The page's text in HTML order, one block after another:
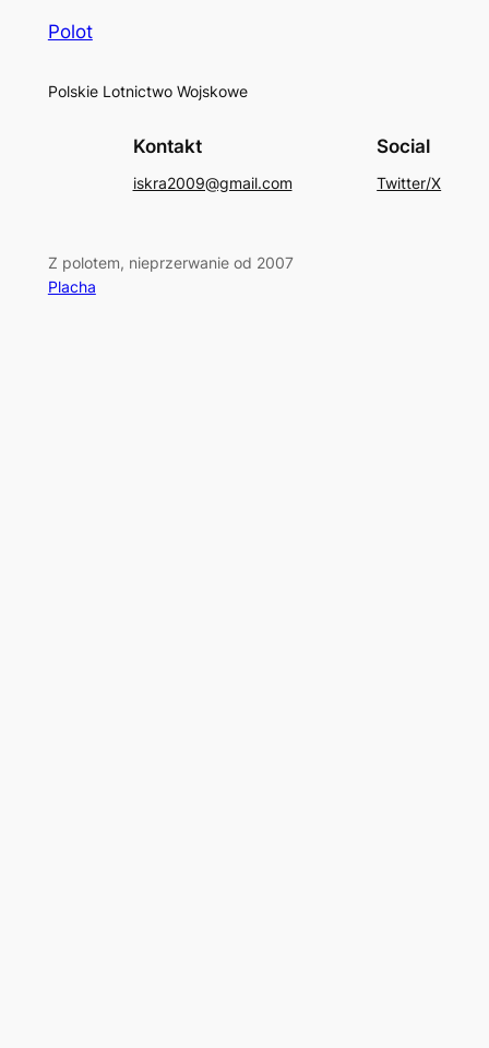
Polot
Polskie Lotnictwo Wojskowe
Kontakt
iskra2009@gmail.com
Social
Twitter/X
Z polotem, nieprzerwanie od 2007
Placha